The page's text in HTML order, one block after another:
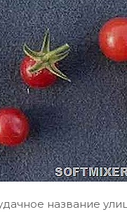
название